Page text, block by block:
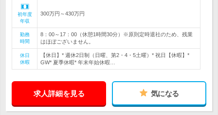
初年度
年収
300万円～430万円
勤務
時間
8：00～17：00（休憩1時間30分）※原則定時退社のため、残業
はほぼございません。
休日
休暇
【休日】* 週休2日制（日曜、第2・4・5土曜）* 祝日【休暇】*
GW* 夏季休暇* 年末年始休暇…
求人詳細を見る 気になる